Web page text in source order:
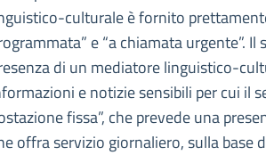
culturale è fornito
e “a chiamata urgente”.
di un mediatore linguistico-
e notizie sensibili per cui il
fissa”, che prevede una
offra servizio giornaliero, sulla base